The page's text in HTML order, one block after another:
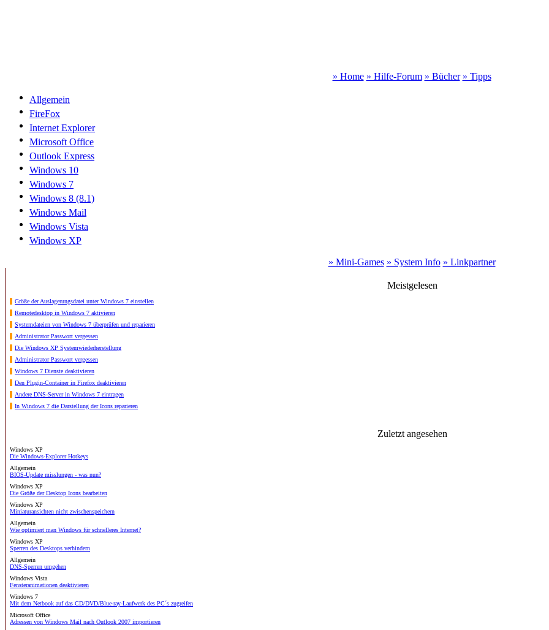
» Home » Hilfe-Forum » Bücher » Tipps
Allgemein
FireFox
Internet Explorer
Microsoft Office
Outlook Express
Windows 10
Windows 7
Windows 8 (8.1)
Windows Mail
Windows Vista
Windows XP
» Mini-Games » System Info » Linkpartner
Meistgelesen
Größe der Auslagerungsdatei unter Windows 7 einstellen
Remotedesktop in Windows 7 aktivieren
Systemdateien von Windows 7 überprüfen und reparieren
Administrator Passwort vergessen
Die Windows XP Systemwiederherstellung
Administrator Passwort vergessen
Windows 7 Dienste deaktivieren
Den Plugin-Container in Firefox deaktivieren
Andere DNS-Server in Windows 7 eintragen
In Windows 7 die Darstellung der Icons reparieren
Zuletzt angesehen
Windows XP
Die Windows-Explorer Hotkeys
Allgemein
BIOS-Update misslungen - was nun?
Windows XP
Die Größe der Desktop Icons bearbeiten
Windows XP
Miniaturansichten nicht zwischenspeichern
Allgemein
Wie optimiert man Windows für schnelleres Internet?
Windows XP
Sperren des Desktops verhindern
Allgemein
DNS-Sperren umgehen
Windows Vista
Fensteranimationen deaktivieren
Windows 7
Mit dem Netbook auf das CD/DVD/Blue-ray-Laufwerk des PC´s zugreifen
Microsoft Office
Adressen von Windows Mail nach Outlook 2007 importieren